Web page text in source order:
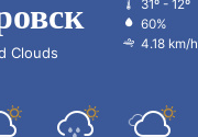
Clouds
31º - 12º
60%
4.18 km/h